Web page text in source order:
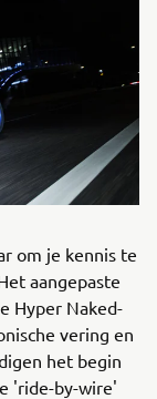
om je kennis te
aangepaste
Hyper Naked-
vering en
het begin
'ride-by-wire'